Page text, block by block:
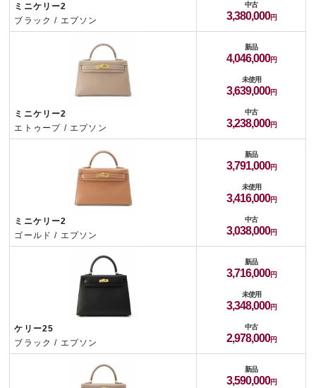
ミニケリー2
ブラック / エプソン
中古
3,380,000
ミニケリー2
エトゥープ / エプソン
新品
4,046,000
未使用
3,639,000
中古
3,238,000
ミニケリー2
ゴールド / エプソン
新品
3,791,000
未使用
3,416,000
中古
3,038,000
ケリー25
ブラック / エプソン
新品
3,716,000
未使用
3,348,000
中古
2,978,000
新品
3,590,000